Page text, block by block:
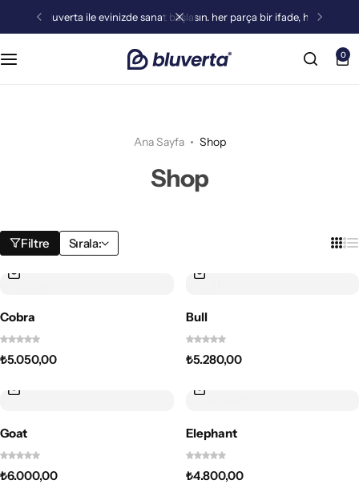
bluverta ile evinizde sanat başlasın. her parça bir ifade, her detay bir duruş.
0
Ana Sayfa Shop
Shop
Filtre Sırala:
Cobra
₺5.050,00
Bull
₺5.280,00
Goat
₺6.000,00
Elephant
₺4.800,00